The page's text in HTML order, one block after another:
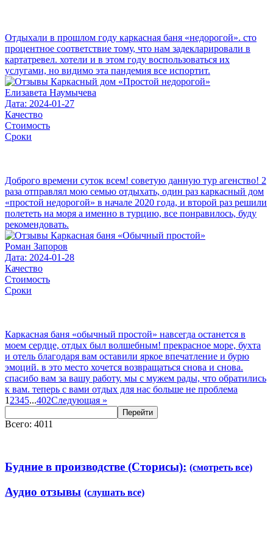
Отдыхали в прошлом году каркасная баня «недорогой». сто
процентное соответствие тому, что нам задекларировали в
картатревел. хотели и в этом году воспользоваться их
услугами, но видимо эта пандемия все испортит.
Елизавета Наумычева
Дата: 2024-01-27
Качество
Стоимость
Сроки
Доброго времени суток всем! советую данную тур агенство! 2
раза отправлял мою семью отдыхать, один раз каркасный дом
«простой недорогой» в начале 2020 года, и второй раз решили
полететь на моря а именно в турцию, все понравилось, буду
рекомендовать.
Роман Запоров
Дата: 2024-01-28
Качество
Стоимость
Сроки
Каркасная баня «обычный простой» навсегда останется в
моем сердце, отдых был волшебным! прекрасное море, бухта
и отель благодаря вам оставили яркое впечатление и бурю
эмоций. в это место хочется возвращаться снова и снова.
спасибо вам за вашу работу. мы с мужем рады, что обратились
к вам. теперь с вами отдых для нас больше не проблема
1 2345...402Следующая »
Перейти
Всего: 4011
Будние в производстве (Сторисы): (смотреть все)
Аудио отзывы (слушать все)